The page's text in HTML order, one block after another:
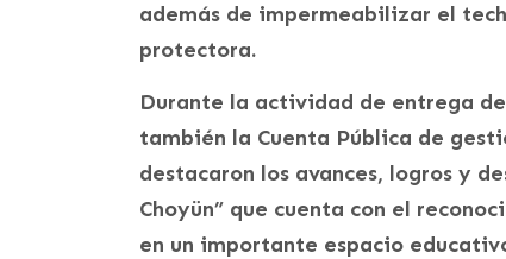
además de impermeabilizar el
protectora.
Durante la actividad de entrega
también la Cuenta Pública de
destacaron los avances, logros y
Choyün” que cuenta con el
en un importante espacio